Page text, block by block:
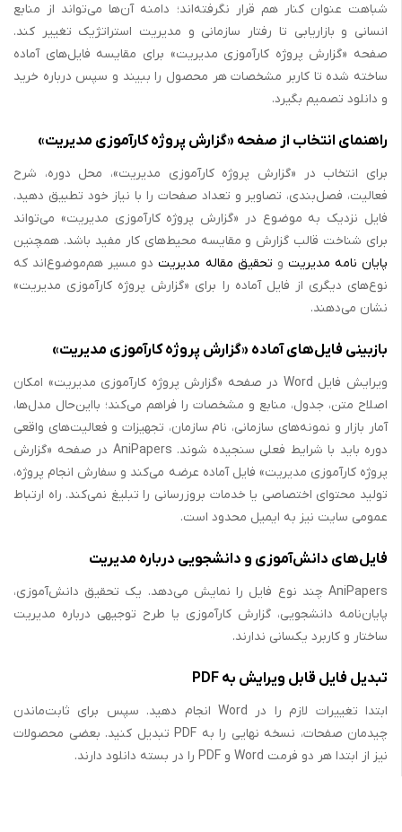
شباهت عنوان کنار هم قرار نگرفته‌اند؛ دامنه آن‌ها می‌تواند از منابع
انسانی و بازاریابی تا رفتار سازمانی و مدیریت استراتژیک تغییر کند.
صفحه «گزارش پروژه کارآموزی مدیریت» برای مقایسه فایل‌های آماده
ساخته شده تا کاربر مشخصات هر محصول را ببیند و سپس درباره خرید
و دانلود تصمیم بگیرد.
راهنمای انتخاب از صفحه «گزارش پروژه کارآموزی مدیریت»
برای انتخاب در «گزارش پروژه کارآموزی مدیریت»، محل دوره، شرح
فعالیت، فصل‌بندی، تصاویر و تعداد صفحات را با نیاز خود تطبیق دهید.
فایل نزدیک به موضوع در «گزارش پروژه کارآموزی مدیریت» می‌تواند
برای شناخت قالب گزارش و مقایسه محیط‌های کار مفید باشد. همچنین
پایان نامه مدیریت و تحقیق مقاله مدیریتدو مسیر هم‌موضوع‌اند که
نوع‌های دیگری از فایل آماده را برای «گزارش پروژه کارآموزی مدیریت»
نشان می‌دهند.
بازبینی فایل‌های آماده «گزارش پروژه کارآموزی مدیریت»
ویرایش فایل Word در صفحه «گزارش پروژه کارآموزی مدیریت» امکان
اصلاح متن، جدول، منابع و مشخصات را فراهم می‌کند؛ بااین‌حال مدل‌ها،
آمار بازار و نمونه‌های سازمانی، نام سازمان، تجهیزات و فعالیت‌های واقعی
دوره باید با شرایط فعلی سنجیده شوند. AniPapers در صفحه «گزارش
پروژه کارآموزی مدیریت» فایل آماده عرضه می‌کند و سفارش انجام پروژه،
تولید محتوای اختصاصی یا خدمات بروزرسانی را تبلیغ نمی‌کند. راه ارتباط
عمومی سایت نیز به ایمیل محدود است.
فایل‌های دانش‌آموزی و دانشجویی درباره مدیریت
AniPapers چند نوع فایل را نمایش می‌دهد. یک تحقیق دانش‌آموزی،
پایان‌نامه دانشجویی، گزارش کارآموزی یا طرح توجیهی درباره مدیریت
ساختار و کاربرد یکسانی ندارند.
تبدیل فایل قابل ویرایش به PDF
ابتدا تغییرات لازم را در Word انجام دهید. سپس برای ثابت‌ماندن
چیدمان صفحات، نسخه نهایی را به PDF تبدیل کنید. بعضی محصولات
نیز از ابتدا هر دو فرمت Word و PDF را در بسته دانلود دارند.